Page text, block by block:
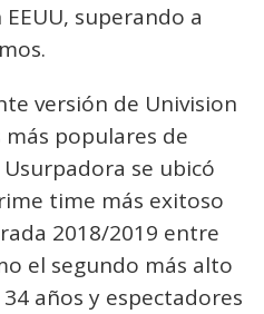
superando a
versión de Univision
populares de
se ubicó
time más exitoso
2018/2019 entre
el segundo más alto
años y espectadores